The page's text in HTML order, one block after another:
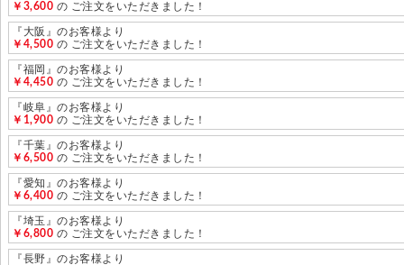
￥3,600 の ご注文をいただきました！
『大阪』のお客様より
￥4,500 の ご注文をいただきました！
『福岡』のお客様より
￥4,450 の ご注文をいただきました！
『岐阜』のお客様より
￥1,900 の ご注文をいただきました！
『千葉』のお客様より
￥6,500 の ご注文をいただきました！
『愛知』のお客様より
￥6,400 の ご注文をいただきました！
『埼玉』のお客様より
￥6,800 の ご注文をいただきました！
『長野』のお客様より